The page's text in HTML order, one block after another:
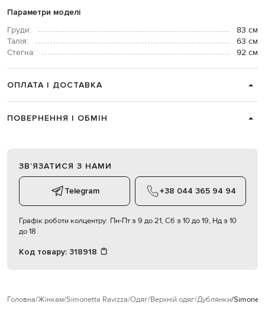
Параметри моделі
Груди:
83 см
Талія:
63 см
Стегна:
92 см
ОПЛАТА І ДОСТАВКА
ПОВЕРНЕННЯ І ОБМІН
ЗВʼЯЗАТИСЯ З НАМИ
Telegram +38 044 365 94 94
Графік роботи колцентру: Пн-Пт з 9 до 21, Сб з 10 до 19, Нд з 10
до 18
Код товару: 318918
Головна Жінкам Simonetta Ravizza Одяг Верхній одяг Дублянки